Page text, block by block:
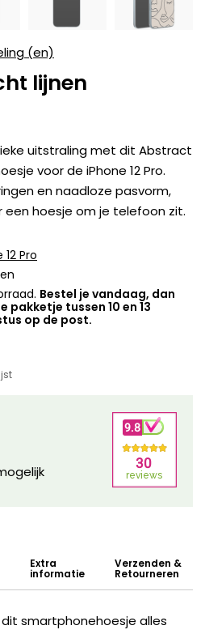
(en)
lijnen
uitstraling met dit Abstract
voor de iPhone 12 Pro.
en naadloze pasvorm,
een hoesje om je telefoon zit.
12 Pro
Bestel je vandaag, dan
pakketje tussen 10 en 13
op de post.
Extra
informatie
Verzenden &
Retourneren
smartphonehoesje alles